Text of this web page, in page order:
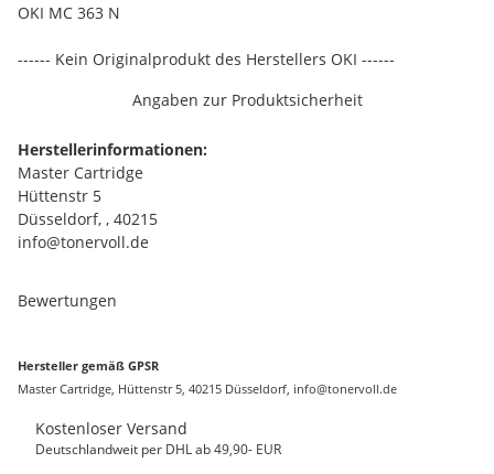
OKI MC 363 N
------ Kein Originalprodukt des Herstellers OKI ------
Angaben zur Produktsicherheit
Herstellerinformationen:
Master Cartridge
Hüttenstr 5
Düsseldorf, , 40215
info@tonervoll.de
Bewertungen
Hersteller gemäß GPSR
Master Cartridge, Hüttenstr 5, 40215 Düsseldorf, info@tonervoll.de
Kostenloser Versand
Deutschlandweit per DHL ab 49,90- EUR